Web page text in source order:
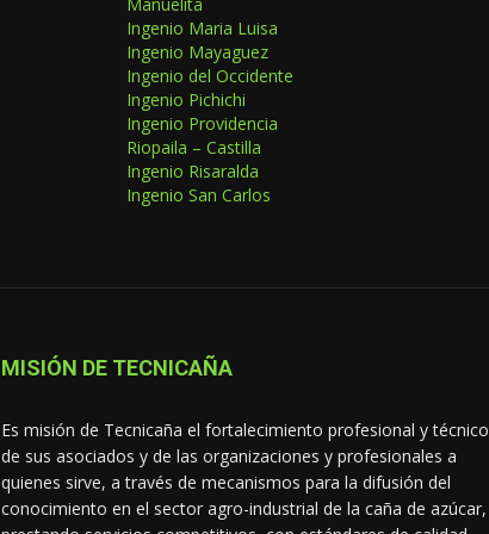
Manuelita
Ingenio Maria Luisa
Ingenio Mayaguez
Ingenio del Occidente
Ingenio Pichichi
Ingenio Providencia
Riopaila – Castilla
Ingenio Risaralda
Ingenio San Carlos
MISIÓN DE TECNICAÑA
Es misión de Tecnicaña el fortalecimiento profesional y técnico
de sus asociados y de las organizaciones y profesionales a
quienes sirve, a través de mecanismos para la difusión del
conocimiento en el sector agro-industrial de la caña de azúcar,